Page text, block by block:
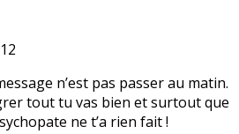
n’est pas passer au matin.
tout tu vas bien et surtout que
ne t’a rien fait !